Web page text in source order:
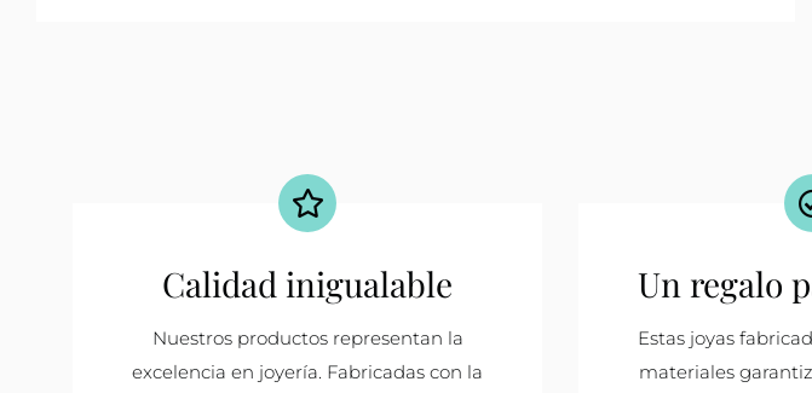
Calidad inigualable
Nuestros productos representan la
excelencia en joyería. Fabricadas con la
Un regalo
Estas joyas
materiales